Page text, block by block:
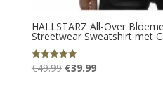
HALLSTARZ All-Over
Streetwear Sweatshirt met
Gewaardeerd
5.00
€49.99 Oorspronkelijke
€39.99Huidige